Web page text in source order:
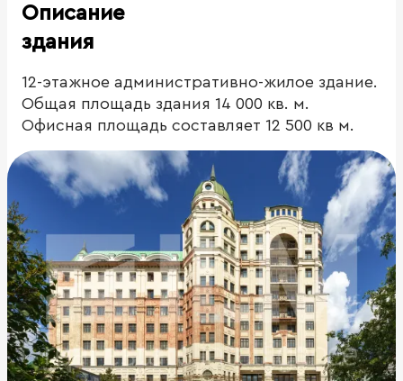
Описание
здания
12-этажное административно-жилое здание.
Общая площадь здания 14 000 кв. м.
Офисная площадь составляет 12 500 кв м.